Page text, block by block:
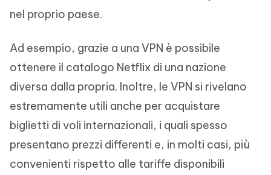
nel proprio paese.
Ad esempio, grazie a una VPN è possibile
ottenere il catalogo Netflix di una nazione
diversa dalla propria. Inoltre, le VPN si rivelano
estremamente utili anche per acquistare
biglietti di voli internazionali, i quali spesso
presentano prezzi differenti e, in molti casi, più
convenienti rispetto alle tariffe disponibili